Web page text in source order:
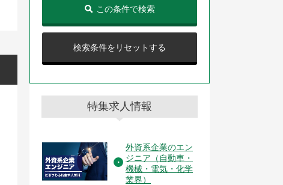
検索条件をリセットする
この条件で検索
特集求人情報
外資系企業のエン
ジニア（自動車・
機械・電気・化学
業界）